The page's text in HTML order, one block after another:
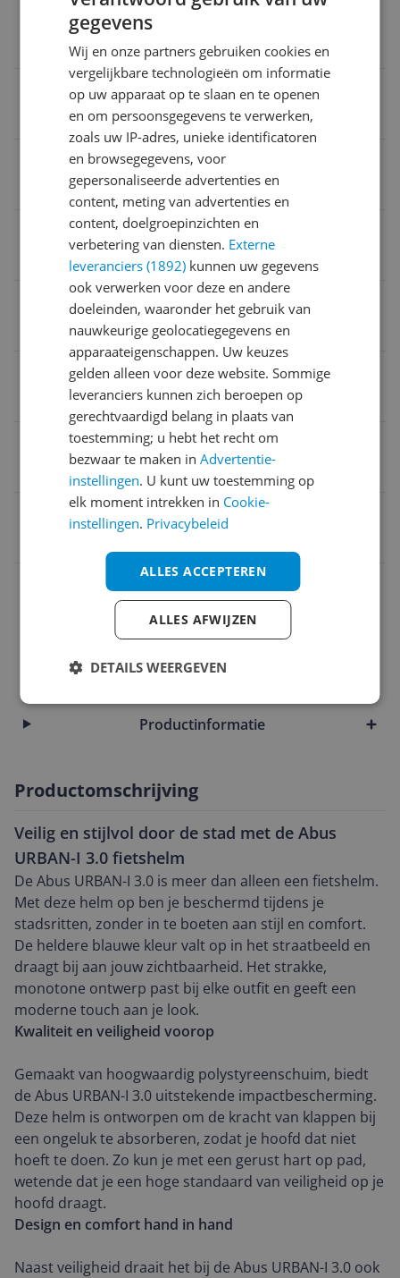
Doelgroep
Volwassenen
CE markering
Product gewicht
Geslacht
Minimale hoofdomtrek in cm
Verpakking hoogte
17,5 cm
ECE goedkeuring
Maat
Materiaal
Productinformatie
Productomschrijving
Veilig en stijlvol door de stad met de Abus
URBAN-I 3.0 fietshelm
De Abus URBAN-I 3.0 is meer dan alleen een fietshelm.
Met deze helm op ben je beschermd tijdens je
stadsritten, zonder in te boeten aan stijl en comfort.
De heldere blauwe kleur valt op in het straatbeeld en
draagt bij aan jouw zichtbaarheid. Het strakke,
monotone ontwerp past bij elke outfit en geeft een
moderne touch aan je look.
Kwaliteit en veiligheid voorop
Gemaakt van hoogwaardig polystyreenschuim, biedt
de Abus URBAN-I 3.0 uitstekende impactbescherming.
Deze helm is ontworpen om de kracht van klappen bij
een ongeluk te absorberen, zodat je hoofd dat niet
hoeft te doen. Zo kun je met een gerust hart op pad,
wetende dat je een hoge standaard van veiligheid op je
hoofd draagt.
Design en comfort hand in hand
Naast veiligheid draait het bij de Abus URBAN-I 3.0 ook
gegevens
Wij en onze partners gebruiken cookies en
vergelijkbare technologieën om informatie
op uw apparaat op te slaan en te openen
en om persoonsgegevens te verwerken,
zoals uw IP-adres, unieke identificatoren
en browsegegevens, voor
gepersonaliseerde advertenties en
content, meting van advertenties en
content, doelgroepinzichten en
verbetering van diensten. Externe
leveranciers (1892) kunnen uw gegevens
ook verwerken voor deze en andere
doeleinden, waaronder het gebruik van
nauwkeurige geolocatiegegevens en
apparaateigenschappen. Uw keuzes
gelden alleen voor deze website. Sommige
leveranciers kunnen zich beroepen op
gerechtvaardigd belang in plaats van
toestemming; u hebt het recht om
bezwaar te maken inAdvertentie-
instellingen. U kunt uw toestemming op
elk moment intrekken in Cookie-
instellingen. Privacybeleid
ALLES ACCEPTEREN
ALLES AFWIJZEN
DETAILS WEERGEVEN